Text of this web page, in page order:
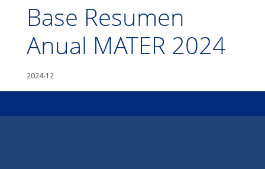
Base Resumen
Anual MATER 2024
2024-12